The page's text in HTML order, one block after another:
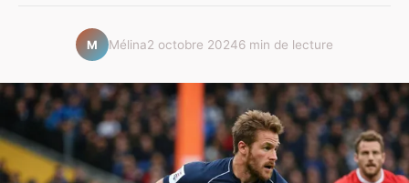
M Mélina2 octobre 20246 min de lecture